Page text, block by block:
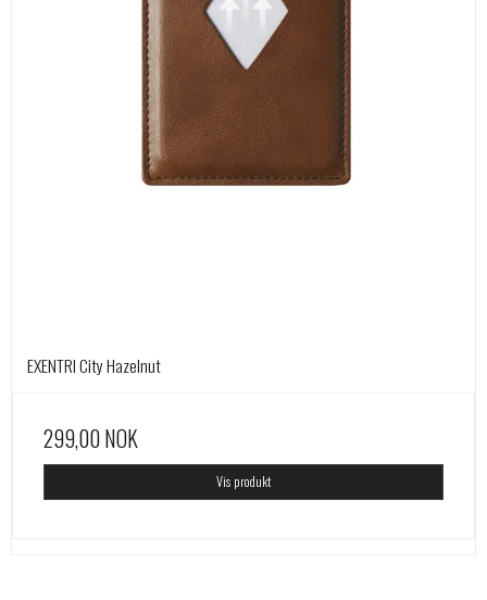
EXENTRI City Hazelnut
299,00 NOK
Vis produkt